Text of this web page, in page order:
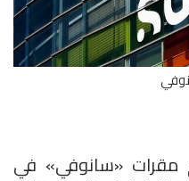
مقرات «سانوفي» في